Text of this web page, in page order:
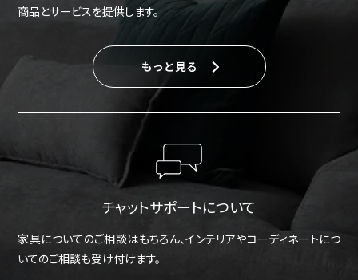
商品とサービスを提供します。
もっと見る
チャットサポートについて
家具についてのご相談はもちろん、インテリアやコーディネートにつ
いてのご相談も受け付けます。